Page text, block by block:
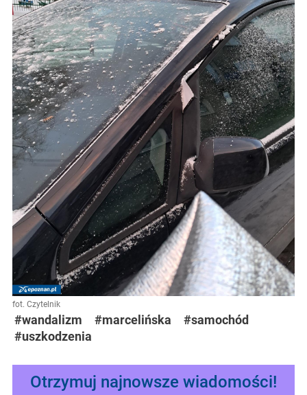
fot. Czytelnik
#wandalizm #marcelińska
#samochód
#uszkodzenia
Otrzymuj najnowsze wiadomości!